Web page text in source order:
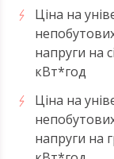
Ціна на
напруги на
кВт*год
Ціна на
напруги на